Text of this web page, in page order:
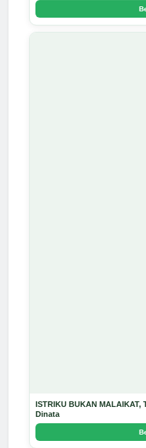
ISTRIKU BUKAN MALAIKAT,
Dinata